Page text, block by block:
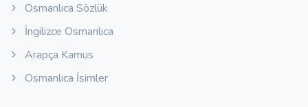
Osmanlıca Sözlük
İngilizce Osmanlıca
Arapça Kamus
Osmanlıca İsimler